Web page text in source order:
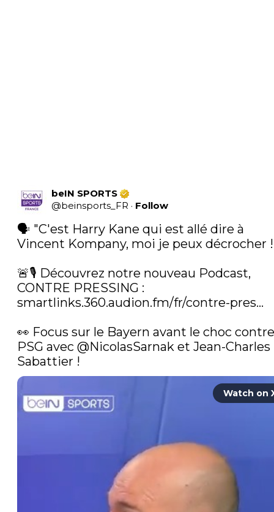
beIN SPORTS
@beinsports_FR · Follow
🗣️ "C'est Harry Kane qui est allé dire à
Vincent Kompany, moi je peux décrocher
🚨🎙️ Découvrez notre nouveau Podcast,
smartlinks.360.audion.fm/fr/contre-pres…
👀 Focus sur le Bayern avant le choc
PSG avec @NicolasSarnak et Jean-Charles
Sabattier !
Watch on